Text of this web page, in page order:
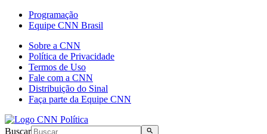
Programação
Equipe CNN Brasil
Sobre a CNN
Política de Privacidade
Termos de Uso
Fale com a CNN
Distribuição do Sinal
Faça parte da Equipe CNN
Buscar